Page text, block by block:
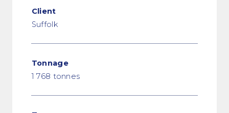
Client
Suffolk
Tonnage
1 768 tonnes